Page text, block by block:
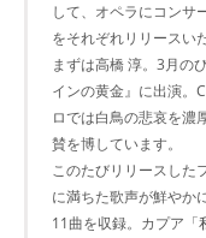
して、オペラにコンサ
をそれぞれリリースい
まずは高橋 淳。3月の
インの黄金』に出演。
ロでは白鳥の悲哀を濃
賛を博しています。
このたびリリースした
に満ちた歌声が鮮やか
11曲を収録。カプア「